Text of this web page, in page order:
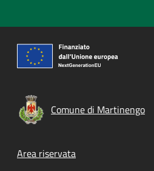
Comune di Martinengo
Footer menu
Area riservata